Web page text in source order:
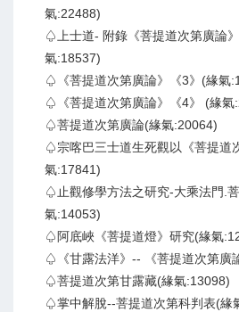
氣:22488)
♤上士道- 附錄《菩提道次第廣論
氣:18537)
♤《菩提道次第廣論》《3》(緣氣
♤《菩提道次第廣論》《4》 (緣氣
♤菩提道次第廣論(緣氣:20064)
♤宗喀巴三士道生死觀以《菩提道
氣:17841)
♤止觀修學方法之研究-大乘法門.
氣:14053)
♤阿底峽《菩提道燈》研究(緣氣
♤《甘露法洋》-- 《菩提道次第廣
♤菩提道次第甘露藏(緣氣:13098)
♤掌中解脫--菩提道次第科判表(緣